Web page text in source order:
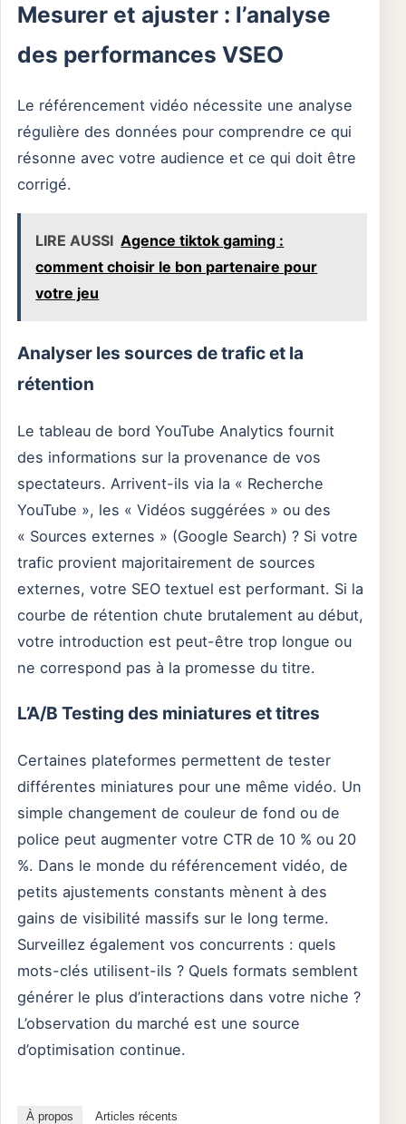
Mesurer et ajuster : l’analyse
des performances VSEO
Le référencement vidéo nécessite une analyse
régulière des données pour comprendre ce qui
résonne avec votre audience et ce qui doit être
corrigé.
LIRE AUSSI Agence tiktok gaming :
comment choisir le bon partenaire pour
votre jeu
Analyser les sources de trafic et la
rétention
Le tableau de bord YouTube Analytics fournit
des informations sur la provenance de vos
spectateurs. Arrivent-ils via la « Recherche
YouTube », les « Vidéos suggérées » ou des
« Sources externes » (Google Search) ? Si votre
trafic provient majoritairement de sources
externes, votre SEO textuel est performant. Si la
courbe de rétention chute brutalement au début,
votre introduction est peut-être trop longue ou
ne correspond pas à la promesse du titre.
L’A/B Testing des miniatures et titres
Certaines plateformes permettent de tester
différentes miniatures pour une même vidéo. Un
simple changement de couleur de fond ou de
police peut augmenter votre CTR de 10 % ou 20
%. Dans le monde du référencement vidéo, de
petits ajustements constants mènent à des
gains de visibilité massifs sur le long terme.
Surveillez également vos concurrents : quels
mots-clés utilisent-ils ? Quels formats semblent
générer le plus d’interactions dans votre niche ?
L’observation du marché est une source
d’optimisation continue.
À propos Articles récents